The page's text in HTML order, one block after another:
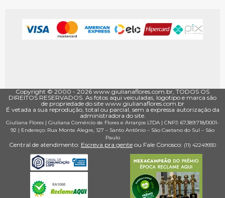
Copyright © 2000 - ­2026 www.giulianaflores.com.br, TODOS OS
DIREITOS RESERVADOS. As fotos aqui veiculadas, logotipo e marca são
de propriedade do site www.giulianaflores.com.br
É vetada a sua reprodução, total ou parcial, sem a expressa autorização da
administradora do site.
Giuliana Flores | Giuliana Comércio de Flores e Arranjos LTDA | CNPJ: 67.389.718/0001­
92 | Endereço: Rua Monte Alegre, 127 – Santo Antônio – São Caetano do Sul – São
Paulo
Central de atendimento: Escreva pra gente ou Fale Conosco: (11) 4224­9930